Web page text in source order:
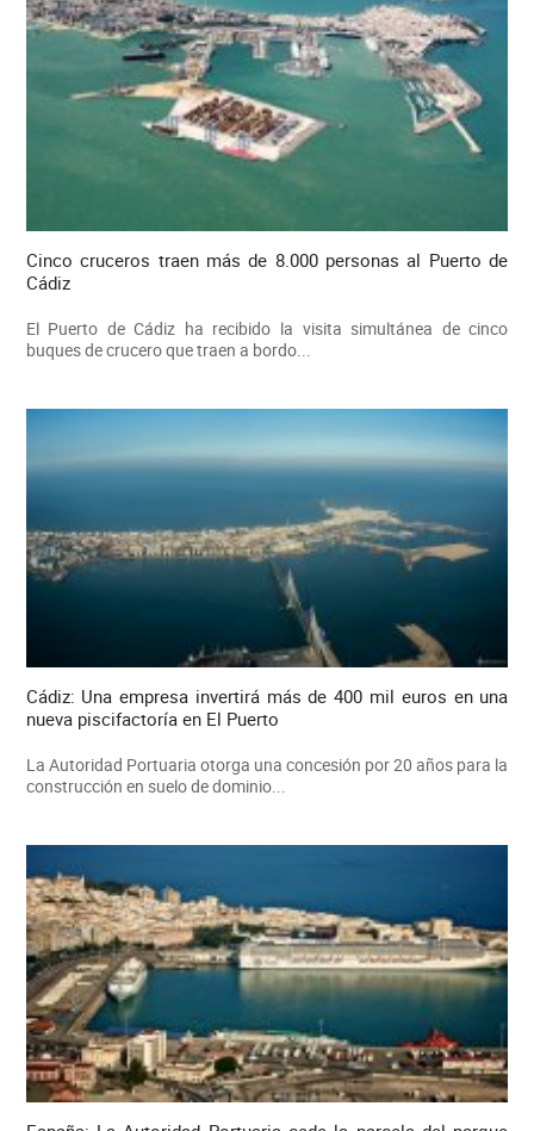
Cinco cruceros traen más de 8.000 personas al Puerto de
Cádiz
El Puerto de Cádiz ha recibido la visita simultánea de cinco
buques de crucero que traen a bordo...
Cádiz: Una empresa invertirá más de 400 mil euros en una
nueva piscifactoría en El Puerto
La Autoridad Portuaria otorga una concesión por 20 años para la
construcción en suelo de dominio...